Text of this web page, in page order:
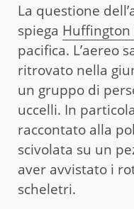
La questione
spiega Huffington
pacifica. L’aereo
ritrovato nella
un gruppo di
uccelli. In
raccontato alla
scivolata su un
aver avvistato i
scheletri.